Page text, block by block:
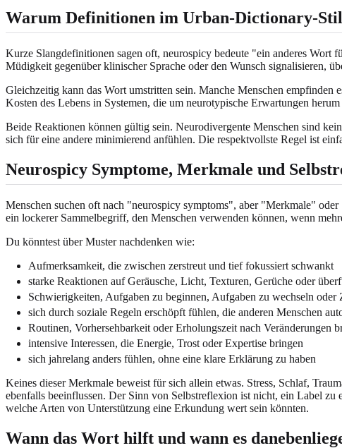
Warum Definitionen im Urban-Dictionary-Stil
Kurze Slangdefinitionen sagen oft, neurospicy bedeute "ein anderes
Müdigkeit gegenüber klinischer Sprache oder den Wunsch signalisieren,
Gleichzeitig kann das Wort umstritten sein. Manche Menschen empfinden
Kosten des Lebens in Systemen, die um neurotypische Erwartungen
Beide Reaktionen können gültig sein. Neurodivergente Menschen sind
sich für eine andere minimierend anfühlen. Die respektvollste Regel ist
Neurospicy Symptome, Merkmale und
Menschen suchen oft nach "neurospicy symptoms", aber "Merkmale"
ein lockerer Sammelbegriff, den Menschen verwenden können, wenn
Du könntest über Muster nachdenken wie:
Aufmerksamkeit, die zwischen zerstreut und tief fokussiert schwankt
starke Reaktionen auf Geräusche, Licht, Texturen, Gerüche oder
Schwierigkeiten, Aufgaben zu beginnen, Aufgaben zu wechseln
sich durch soziale Regeln erschöpft fühlen, die anderen Menschen
Routinen, Vorhersehbarkeit oder Erholungszeit nach Veränderungen
intensive Interessen, die Energie, Trost oder Expertise bringen
sich jahrelang anders fühlen, ohne eine klare Erklärung zu haben
Keines dieser Merkmale beweist für sich allein etwas. Stress, Schlaf,
ebenfalls beeinflussen. Der Sinn von Selbstreflexion ist nicht, ein Label
welche Arten von Unterstützung eine Erkundung wert sein könnten.
Wann das Wort hilft und wann es